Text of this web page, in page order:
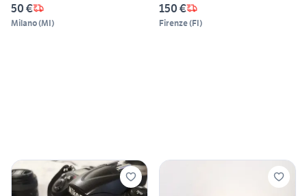
50 €
Milano(MI)
150 €
Firenze(FI)